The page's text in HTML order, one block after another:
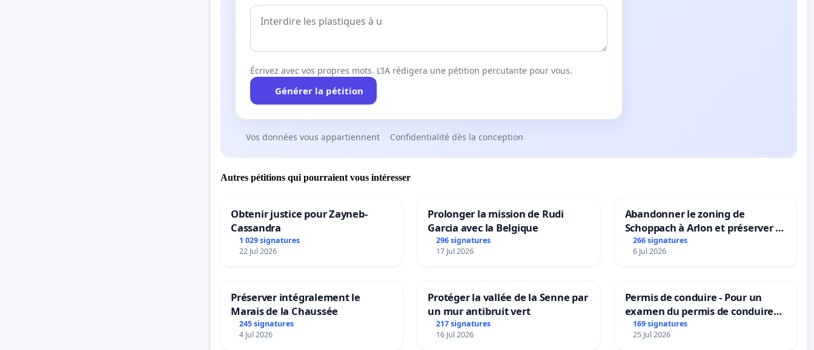
Écrivez avec vos propres mots. L’IA rédigera une pétition percutante pour vous.
Générer la pétition
Vos données vous appartiennent Confidentialité dès la conception
Autres pétitions qui pourraient vous intéresser
Obtenir justice pour Zayneb-
Cassandra
1 029 signatures
22 Jul 2026
Prolonger la mission de Rudi
Garcia avec la Belgique
296 signatures
17 Jul 2026
Abandonner le zoning de
Schoppach à Arlon et préserver le
site naturel
266 signatures
6 Jul 2026
Préserver intégralement le
Marais de la Chaussée
245 signatures
4 Jul 2026
Protéger la vallée de la Senne par
un mur antibruit vert
217 signatures
16 Jul 2026
Permis de conduire - Pour un
examen du permis de conduire
accessible dans plusieurs langues
à Bruxelles
169 signatures
25 Jul 2026